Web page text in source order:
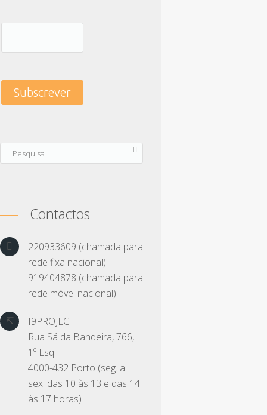
Contactos
220933609 (chamada para
rede fixa nacional)
919404878 (chamada para
rede móvel nacional)
I9PROJECT
Rua Sá da Bandeira, 766,
1º Esq
4000-432 Porto (seg. a
sex. das 10 às 13 e das 14
às 17 horas)